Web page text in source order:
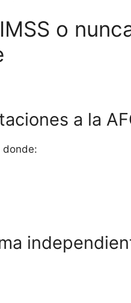
o
a la
donde: